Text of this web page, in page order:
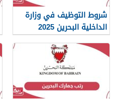
شروط التوظيف في وزارة
الداخلية البحرين 2025